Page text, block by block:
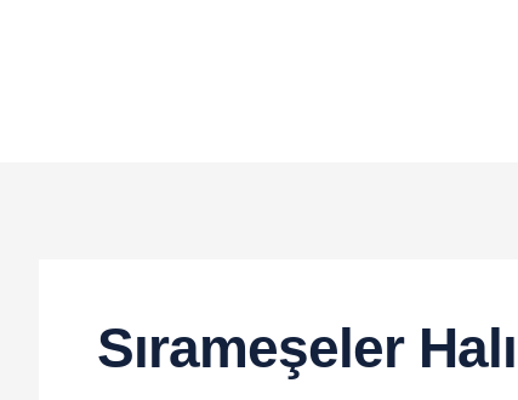
Sırameşeler